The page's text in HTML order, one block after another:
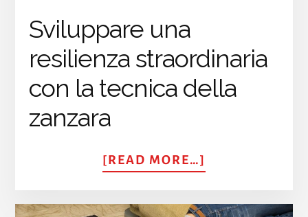
Sviluppare una
resilienza straordinaria
con la tecnica della
zanzara
[READ MORE…]
LA